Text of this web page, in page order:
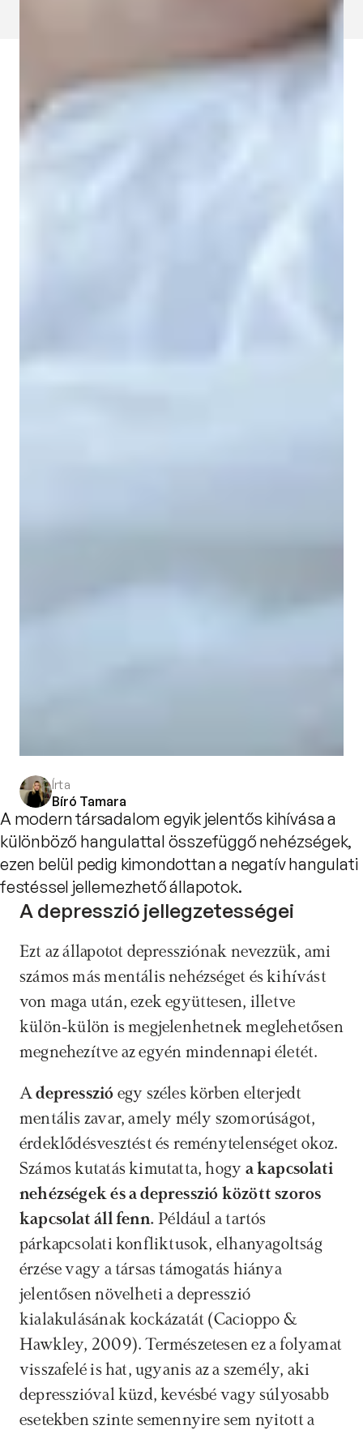
Írta
Bíró Tamara
A modern társadalom egyik jelentős kihívása a
különböző hangulattal összefüggő nehézségek,
ezen belül pedig kimondottan a negatív hangulati
festéssel jellemezhető állapotok.
A depresszió jellegzetességei
Ezt az állapotot depressziónak nevezzük, ami
számos más mentális nehézséget és kihívást
von maga után, ezek együttesen, illetve
külön-külön is megjelenhetnek meglehetősen
megnehezítve az egyén mindennapi életét.
A depresszió egy széles körben elterjedt
mentális zavar, amely mély szomorúságot,
érdeklődésvesztést és reménytelenséget okoz.
Számos kutatás kimutatta, hogy a kapcsolati
nehézségek és a depresszió között szoros
kapcsolat áll fenn. Például a tartós
párkapcsolati konfliktusok, elhanyagoltság
érzése vagy a társas támogatás hiánya
jelentősen növelheti a depresszió
kialakulásának kockázatát (Cacioppo &
Hawkley, 2009). Természetesen ez a folyamat
visszafelé is hat, ugyanis az a személy, aki
depresszióval küzd, kevésbé vagy súlyosabb
esetekben szinte semennyire sem nyitott a